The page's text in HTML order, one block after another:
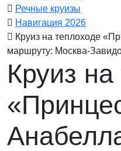
Речные круизы
Навигация 2026
Круиз на теплоходе
маршруту: Москва-
Круиз